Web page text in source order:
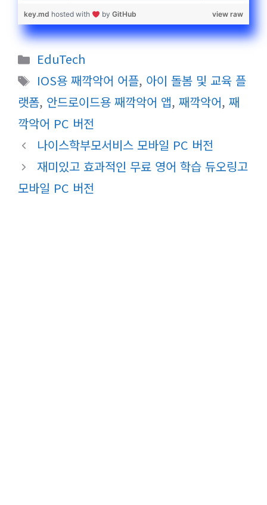
view raw
key.md hosted with by GitHub
카
테
리
EduTech
태
그
IOS용 째깍악어 어플, 아이 돌봄 및 교육 플
랫폼, 안드로이드용 째깍악어 앱, 째깍악어, 째
깍악어 PC 버전
나이스학부모서비스 모바일 PC 버전
재미있고 효과적인 무료 영어 학습 듀오링고
모바일 PC 버전